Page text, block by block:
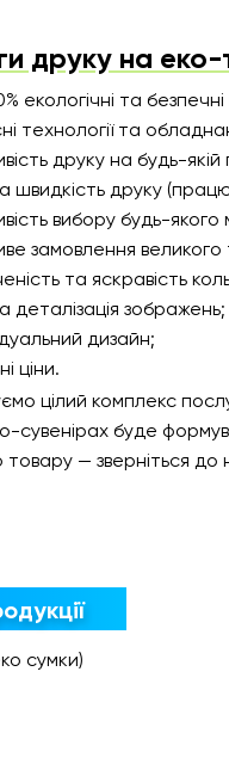
друку на
екологічні та
технології та
друку на будь-якій
швидкість друку
вибору будь-
замовлення великого
та яскравість
деталізація зображень;
дизайн;
ціни.
цілий комплекс
сувенірах буде
товару — зверніться
сумки)